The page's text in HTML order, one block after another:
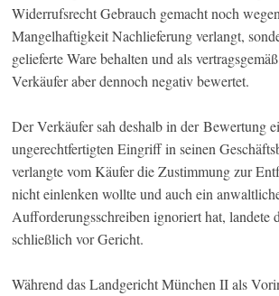
Widerrufsrecht Gebrauch gemacht noch
Mangelhaftigkeit Nachlieferung verlangt,
gelieferte Ware behalten und als
Verkäufer aber dennoch negativ bewertet.
Der Verkäufer sah deshalb in der Bewertung
ungerechtfertigten Eingriff in seinen
verlangte vom Käufer die Zustimmung zur
nicht einlenken wollte und auch ein
Aufforderungsschreiben ignoriert hat, landete
schließlich vor Gericht.
Während das Landgericht München II als